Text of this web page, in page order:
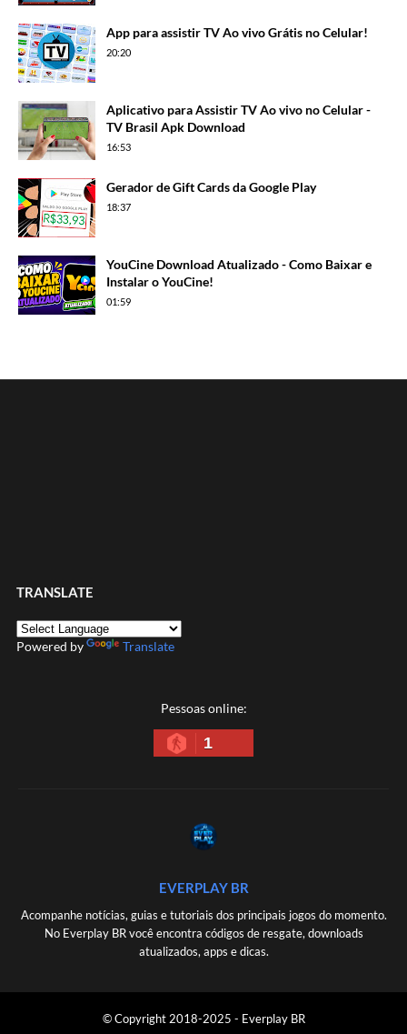
App para assistir TV Ao vivo Grátis no Celular!
20:20
Aplicativo para Assistir TV Ao vivo no Celular -
TV Brasil Apk Download
16:53
Gerador de Gift Cards da Google Play
18:37
YouCine Download Atualizado - Como Baixar e
Instalar o YouCine!
01:59
TRANSLATE
Powered by Translate
Pessoas online:
1
EVERPLAY BR
Acompanhe notícias, guias e tutoriais dos principais jogos do momento.
No Everplay BR você encontra códigos de resgate, downloads
atualizados, apps e dicas.
© Copyright 2018-2025 - Everplay BR